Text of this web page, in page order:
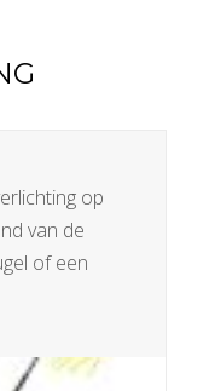
op
van de
of een